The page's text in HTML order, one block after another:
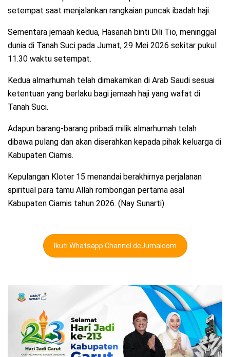
setempat saat menjalankan rangkaian puncak ibadah haji.
Sementara jemaah kedua, Hasanah binti Dili Tio, meninggal
dunia di Tanah Suci pada Jumat, 29 Mei 2026 sekitar pukul
11.30 waktu setempat.
Kedua almarhumah telah dimakamkan di Arab Saudi sesuai
ketentuan yang berlaku bagi jemaah haji yang wafat di
Tanah Suci.
Adapun barang-barang pribadi milik almarhumah telah
dibawa pulang dan akan diserahkan kepada pihak keluarga di
Kabupaten Ciamis.
Kepulangan Kloter 15 menandai berakhirnya perjalanan
spiritual para tamu Allah rombongan pertama asal
Kabupaten Ciamis tahun 2026. (Nay Sunarti)
Ikuti Whatsapp Channel deJurnalcom